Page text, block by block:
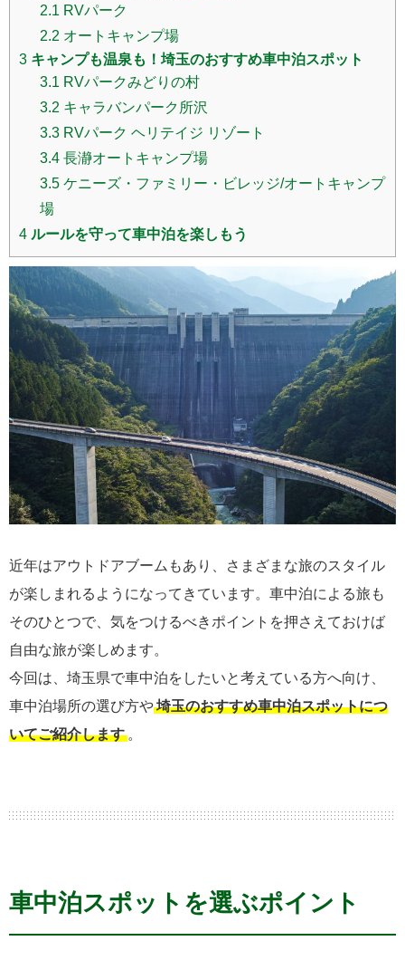
2.1 RVパーク
2.2 オートキャンプ場
3 キャンプも温泉も！埼玉のおすすめ車中泊スポット
3.1 RVパークみどりの村
3.2 キャラバンパーク所沢
3.3 RVパーク ヘリテイジ リゾート
3.4 長瀞オートキャンプ場
3.5 ケニーズ・ファミリー・ビレッジ/オートキャンプ
場
4 ルールを守って車中泊を楽しもう
近年はアウトドアブームもあり、さまざまな旅のスタイル
が楽しまれるようになってきています。車中泊による旅も
そのひとつで、気をつけるべきポイントを押さえておけば
自由な旅が楽しめます。
今回は、埼玉県で車中泊をしたいと考えている方へ向け、
車中泊場所の選び方や埼玉のおすすめ車中泊スポットにつ
いてご紹介します 。
車中泊スポットを選ぶポイント